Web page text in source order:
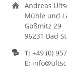
Andreas
Mühle und
Gößmitz 29
96231 Bad
T: +49 (0)
E: